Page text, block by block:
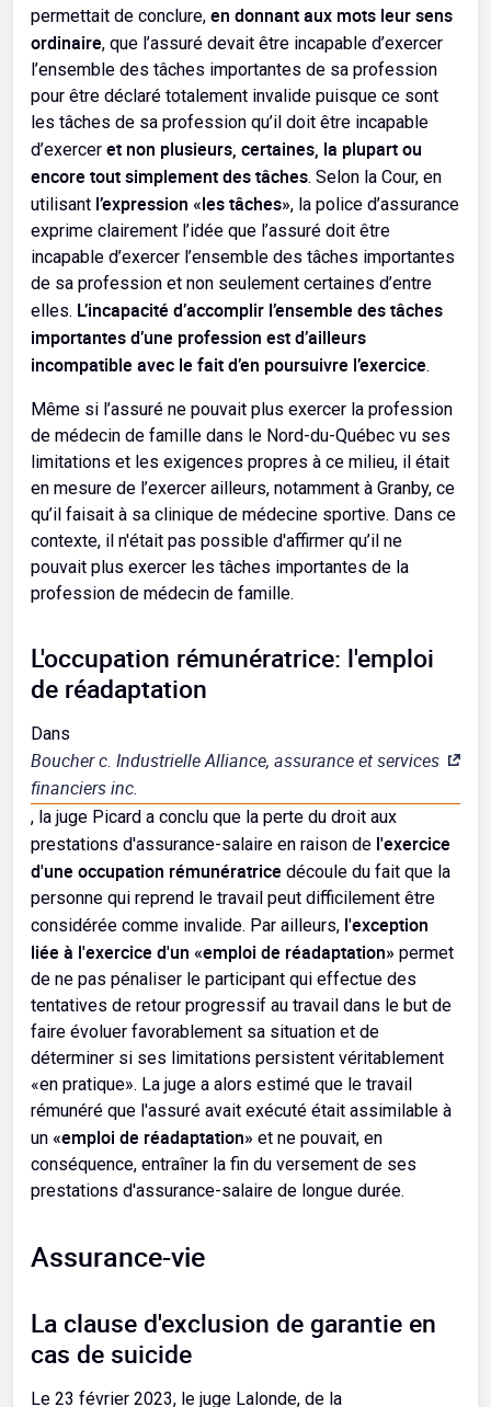
permettait de conclure, en donnant aux mots leur sens
ordinaire, que l’assuré devait être incapable d’exercer
l’ensemble des tâches importantes de sa profession
pour être déclaré totalement invalide puisque ce sont
les tâches de sa profession qu’il doit être incapable
d’exercer et non plusieurs, certaines, la plupart ou
encore tout simplement des tâches. Selon la Cour, en
utilisant l’expression «les tâches», la police d’assurance
exprime clairement l’idée que l’assuré doit être
incapable d’exercer l’ensemble des tâches importantes
de sa profession et non seulement certaines d’entre
elles. L’incapacité d’accomplir l’ensemble des tâches
importantes d’une profession est d’ailleurs
incompatible avec le fait d’en poursuivre l’exercice.
Même si l’assuré ne pouvait plus exercer la profession
de médecin de famille dans le Nord-du-Québec vu ses
limitations et les exigences propres à ce milieu, il était
en mesure de l’exercer ailleurs, notamment à Granby, ce
qu’il faisait à sa clinique de médecine sportive. Dans ce
contexte, il n'était pas possible d'affirmer qu’il ne
pouvait plus exercer les tâches importantes de la
profession de médecin de famille.
L'occupation rémunératrice: l'emploi
de réadaptation
Dans
Boucher c. Industrielle Alliance, assurance et services
financiers inc.
, la juge Picard a conclu que la perte du droit aux
prestations d'assurance-salaire en raison de l'exercice
d'une occupation rémunératrice découle du fait que la
personne qui reprend le travail peut difficilement être
considérée comme invalide. Par ailleurs, l'exception
liée à l'exercice d'un «emploi de réadaptation» permet
de ne pas pénaliser le participant qui effectue des
tentatives de retour progressif au travail dans le but de
faire évoluer favorablement sa situation et de
déterminer si ses limitations persistent véritablement
«en pratique». La juge a alors estimé que le travail
rémunéré que l'assuré avait exécuté était assimilable à
un «emploi de réadaptation» et ne pouvait, en
conséquence, entraîner la fin du versement de ses
prestations d'assurance-salaire de longue durée.
Assurance-vie
La clause d'exclusion de garantie en
cas de suicide
Le 23 février 2023, le juge Lalonde, de la